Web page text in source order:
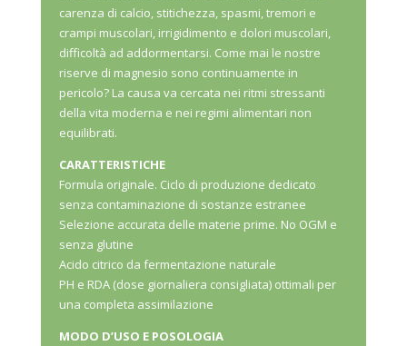
carenza di calcio, stitichezza, spasmi, tremori e
crampi muscolari, irrigidimento e dolori muscolari,
difficoltà ad addormentarsi. Come mai le nostre
riserve di magnesio sono continuamente in
pericolo? La causa va cercata nei ritmi stressanti
della vita moderna e nei regimi alimentari non
equilibrati.
CARATTERISTICHE
Formula originale. Ciclo di produzione dedicato
senza contaminazione di sostanze estranee
Selezione accurata delle materie prime. No OGM e
senza glutine
Acido citrico da fermentazione naturale
PH e RDA (dose giornaliera consigliata) ottimali per
una completa assimilazione
MODO D’USO E POSOLOGIA